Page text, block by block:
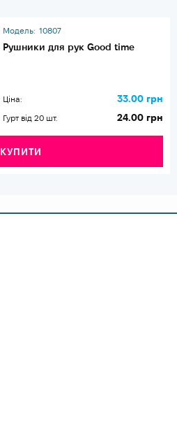
Модель: 10807
Рушники для рук Good time
Ціна: 33.00 грн
Гурт від 20 шт. 24.00 грн
КУПИТИ